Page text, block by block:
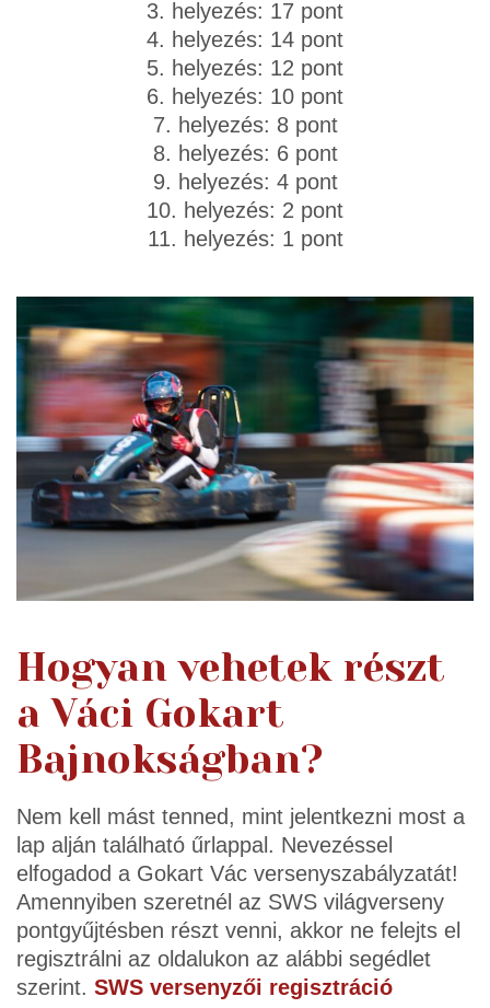
3. helyezés: 17 pont
4. helyezés: 14 pont
5. helyezés: 12 pont
6. helyezés: 10 pont
7. helyezés: 8 pont
8. helyezés: 6 pont
9. helyezés: 4 pont
10. helyezés: 2 pont
11. helyezés: 1 pont
Hogyan vehetek részt
a Váci Gokart
Bajnokságban?
Nem kell mást tenned, mint jelentkezni most a
lap alján található űrlappal. Nevezéssel
elfogadod a Gokart Vác versenyszabályzatát!
Amennyiben szeretnél az SWS világverseny
pontgyűjtésben részt venni, akkor ne felejts el
regisztrálni az oldalukon az alábbi segédlet
szerint. SWS versenyzői regisztráció